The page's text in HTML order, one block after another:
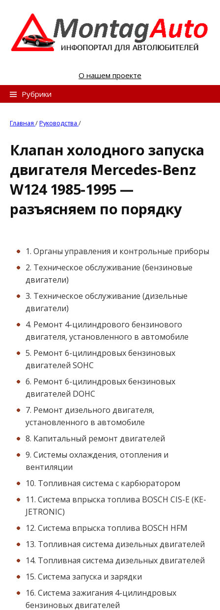
n
О нашем проекте
Рубрики
и
:
Главная /Руководства /
Клапан холодного запуска
двигателя Mercedes-Benz
W124 1985-1995 —
разъясняем по порядку
1. Органы управления и контрольные приборы
2. Техническое обслуживание (бензиновые
двигатели)
3. Техническое обслуживание (дизельные
двигатели)
4. Ремонт 4-цилиндрового бензинового
двигателя, установленного в автомобиле
5. Ремонт 6-цилиндровых бензиновых
двигателей SOHC
6. Ремонт 6-цилиндровых бензиновых
двигателей DOHC
7. Ремонт дизельного двигателя,
установленного в автомобиле
8. Капитальный ремонт двигателей
9. Системы охлаждения, отопления и
вентиляции
10. Топливная система с карбюратором
11. Система впрыска топлива BOSCH CIS-E (KE-
JETRONIC)
12. Система впрыска топлива BOSCH HFM
13. Топливная система дизельных двигателей
14. Топливная система дизельных двигателей
15. Система запуска и зарядки
16. Система зажигания 4-цилиндровых
бензиновых двигателей